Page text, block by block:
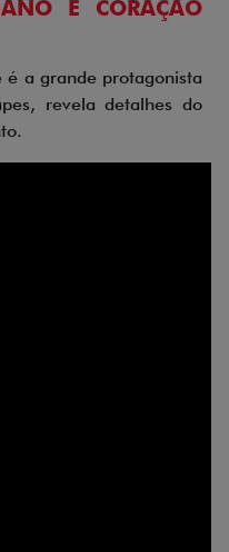
E CORAÇÃO
é a grande protagonista
revela detalhes do